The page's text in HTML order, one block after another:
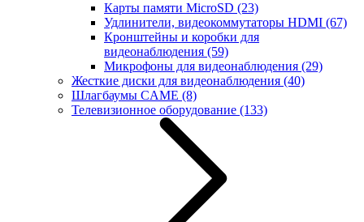
Карты памяти MicroSD (23)
Удлинители, видеокоммутаторы HDMI (67)
Кронштейны и коробки для
видеонаблюдения (59)
Микрофоны для видеонаблюдения (29)
Жесткие диски для видеонаблюдения (40)
Шлагбаумы CAME (8)
Телевизионное оборудование (133)